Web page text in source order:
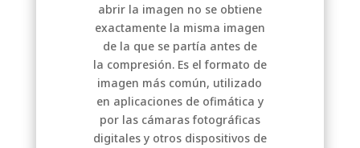
abrir la imagen no se obtiene
exactamente la misma imagen
de la que se partía antes de
la compresión. Es el formato de
imagen más común, utilizado
en aplicaciones de ofimática y
por las cámaras fotográficas
digitales y otros dispositivos de